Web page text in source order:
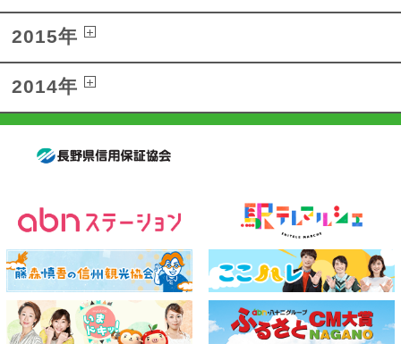
2015年
2014年